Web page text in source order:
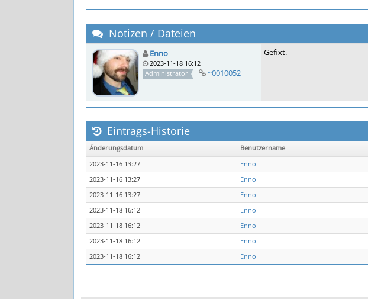
Notizen / Dateien
Enno
2023-11-18 16:12
Administrator
~0010052
Gefixt.
Eintrags-Historie
Änderungsdatum Benutzername
2023-11-16 13:27
Enno
2023-11-16 13:27
Enno
2023-11-16 13:27
Enno
2023-11-18 16:12
Enno
2023-11-18 16:12
Enno
2023-11-18 16:12
Enno
2023-11-18 16:12
Enno